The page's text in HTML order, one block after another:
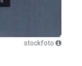
stockfoto